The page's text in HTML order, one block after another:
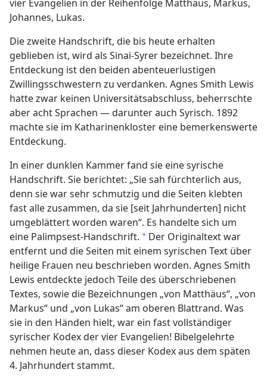
vier Evangelien in der Reihenfolge Matthäus, Markus,
Johannes, Lukas.
Die zweite Handschrift, die bis heute erhalten
geblieben ist, wird als Sinai-Syrer bezeichnet. Ihre
Entdeckung ist den beiden abenteuerlustigen
Zwillingsschwestern zu verdanken. Agnes Smith Lewis
hatte zwar keinen Universitätsabschluss, beherrschte
aber acht Sprachen — darunter auch Syrisch. 1892
machte sie im Katharinenkloster eine bemerkenswerte
Entdeckung.
In einer dunklen Kammer fand sie eine syrische
Handschrift. Sie berichtet: „Sie sah fürchterlich aus,
denn sie war sehr schmutzig und die Seiten klebten
fast alle zusammen, da sie [seit Jahrhunderten] nicht
umgeblättert worden waren“. Es handelte sich um
eine Palimpsest-Handschrift. * Der Originaltext war
entfernt und die Seiten mit einem syrischen Text über
heilige Frauen neu beschrieben worden. Agnes Smith
Lewis entdeckte jedoch Teile des überschriebenen
Textes, sowie die Bezeichnungen „von Matthäus“, „von
Markus“ und „von Lukas“ am oberen Blattrand. Was
sie in den Händen hielt, war ein fast vollständiger
syrischer Kodex der vier Evangelien! Bibelgelehrte
nehmen heute an, dass dieser Kodex aus dem späten
4. Jahrhundert stammt.